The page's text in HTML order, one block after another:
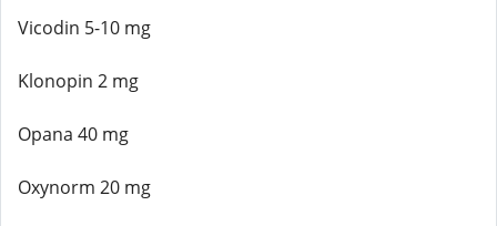
Vicodin 5-10 mg
Klonopin 2 mg
Opana 40 mg
Oxynorm 20 mg